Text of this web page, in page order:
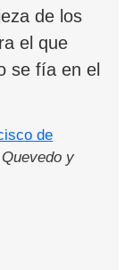
de los
el que
se fía en el
de
y